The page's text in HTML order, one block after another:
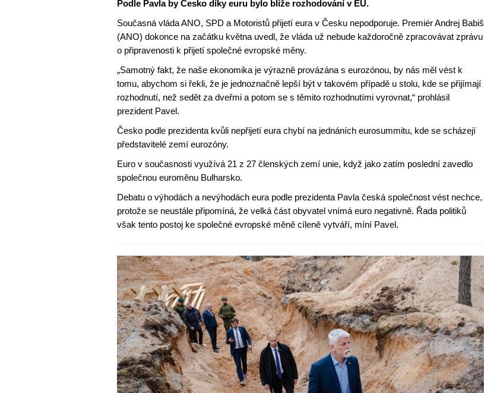
Podle Pavla by Česko díky euru bylo blíže rozhodování v EU.
Současná vláda ANO, SPD a Motoristů přijetí eura v Česku nepodporuje. Premiér Andrej Babiš
(ANO) dokonce na začátku května uvedl, že vláda už nebude každoročně zpracovávat zprávu
o připravenosti k přijetí společné evropské měny.
„Samotný fakt, že naše ekonomika je výrazně provázána s eurozónou, by nás měl vést k
tomu, abychom si řekli, že je jednoznačně lepší být v takovém případě u stolu, kde se přijímají
rozhodnutí, než sedět za dveřmi a potom se s těmito rozhodnutími vyrovnat,“ prohlásil
prezident Pavel.
Česko podle prezidenta kvůli nepřijetí eura chybí na jednáních eurosummitu, kde se scházejí
představitelé zemí eurozóny.
Euro v současnosti využívá 21 z 27 členských zemí unie, když jako zatím poslední zavedlo
společnou euroměnu Bulharsko.
Debatu o výhodách a nevýhodách eura podle prezidenta Pavla česká společnost vést nechce,
protože se neustále připomíná, že velká část obyvatel vnímá euro negativně. Řada politiků
však tento postoj ke společné evropské měně cíleně vytváří, míní Pavel.